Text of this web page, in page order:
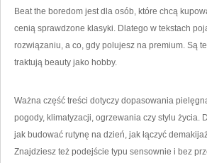
Beat the boredom jest dla osób, które chcą
cenią sprawdzone klasyki. Dlatego w tekstach
rozwiązaniu, a co, gdy polujesz na premium. Są
traktują beauty jako hobby.
Ważna część treści dotyczy dopasowania
pogody, klimatyzacji, ogrzewania czy stylu
jak budować rutynę na dzień, jak łączyć
Znajdziesz też podejście typu sensownie i bez